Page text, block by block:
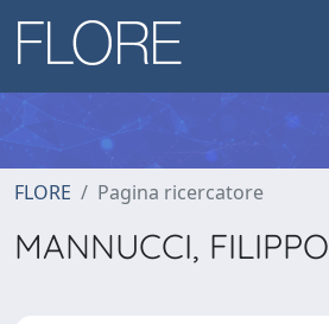
FLORE Pagina ricercatore
MANNUCCI, FILIPPO